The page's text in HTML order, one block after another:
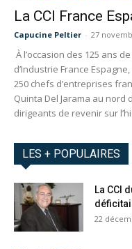
La CCI France
Capucine Peltier - 27
À l’occasion des 125 ans
d’Industrie France
250 chefs d’entreprises
Quinta Del Jarama au nord
dirigeants de revenir sur
LES + POPULAIRES
La CCI
22